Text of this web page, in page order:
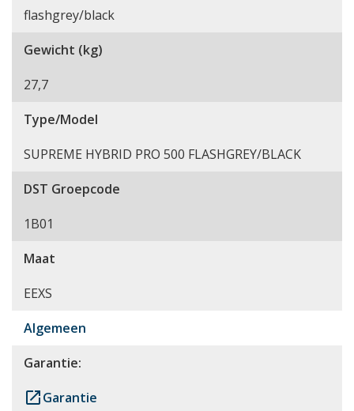
flashgrey/black
Gewicht (kg)
27,7
Type/Model
SUPREME HYBRID PRO 500 FLASHGREY/BLACK
DST Groepcode
1B01
Maat
EEXS
Algemeen
Garantie:
launchGarantie